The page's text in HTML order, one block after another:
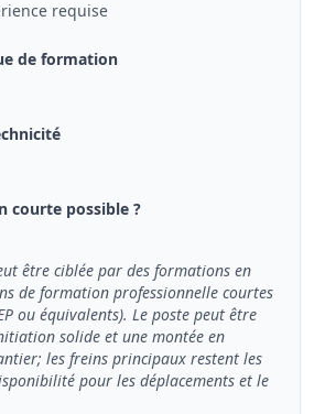
requise
de formation
courte possible ?
être ciblée par des formations en
de formation professionnelle courtes
ou équivalents). Le poste peut être
solide et une montée en
les freins principaux restent les
pour les déplacements et le